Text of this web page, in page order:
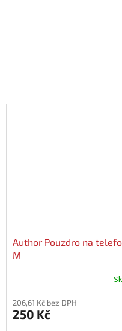
Author Pouzdro na
M
206,61 Kč bez DPH
250 Kč